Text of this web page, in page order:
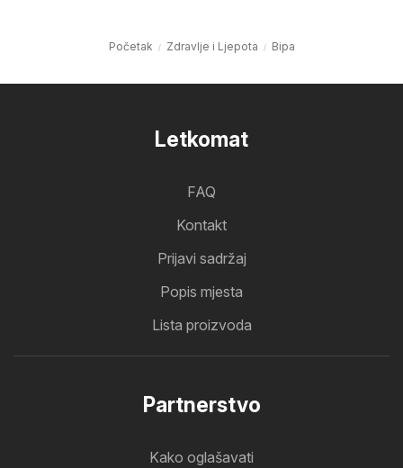
Početak Zdravlje i Ljepota Bipa
Letkomat
FAQ
Kontakt
Prijavi sadržaj
Popis mjesta
Lista proizvoda
Partnerstvo
Kako oglašavati